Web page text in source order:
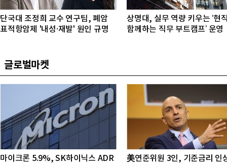
단국대 조정희 교수 연구팀, 폐암
표적항암제 '내성·재발' 원인 규명
상명대, 실무 역량 키우는 ‘현
함께하는 직무 부트캠프’ 운영
글로벌마켓
마이크론 5.9%, SK하이닉스 ADR
美연준위원 3인, 기준금리 인